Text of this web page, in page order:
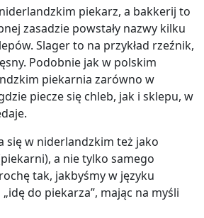
piekarz, a bakkerij to
zasadzie powstały nazwy kilku
Slager to na przykład rzeźnik,
Podobnie jak w polskim
piekarnia zarówno w
piecze się chleb, jak i sklepu, w
się w niderlandzkim też jako
a nie tylko samego
tak, jakbyśmy w języku
do piekarza”, mając na myśli